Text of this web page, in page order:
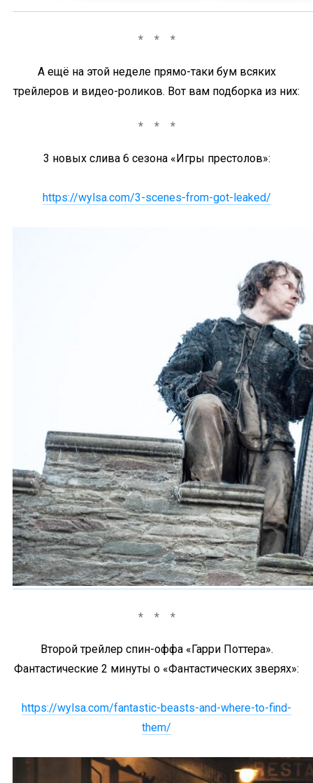
А ещё на этой неделе прямо-таки бум всяких
трейлеров и видео-роликов. Вот вам подборка из них:
3 новых слива 6 сезона «Игры престолов»:
https://wylsa.com/3-scenes-from-got-leaked/
Второй трейлер спин-оффа «Гарри Поттера».
Фантастические 2 минуты о «Фантастических зверях»:
https://wylsa.com/fantastic-beasts-and-where-to-find-
them/